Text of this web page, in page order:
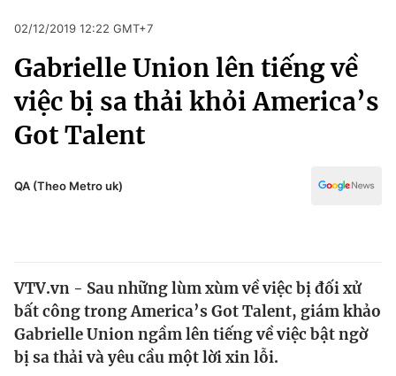
Chuyên mục
Chính trị
Xã hội
Pháp luật
Thế giới
Tin tức
Thế giới đó đây
Kinh tế
Pháp luật
Kinh tế
Thể thao
Truyền hình
Văn hóa - Giải trí
Công nghệ
02/12/2019 12:22 GMT+7
Gabrielle Union lên tiếng về
việc bị sa thải khỏi America’s
Got Talent
QA (Theo Metro uk)
VTV.vn - Sau những lùm xùm về việc bị đối xử
bất công trong America’s Got Talent, giám khảo
Gabrielle Union ngầm lên tiếng về việc bật ngờ
bị sa thải và yêu cầu một lời xin lỗi.